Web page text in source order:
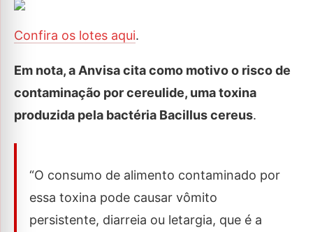
Confira os lotes aqui.
Em nota, a Anvisa cita como motivo o risco de
contaminação por cereulide, uma toxina
produzida pela bactéria Bacillus cereus.
“O consumo de alimento contaminado por
essa toxina pode causar vômito
persistente, diarreia ou letargia, que é a